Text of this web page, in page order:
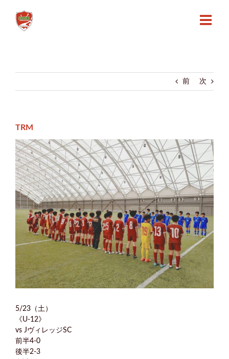
content
前 次
TRM
5/23（土）
《U-12》
vs JヴィレッジSC
前半4-0
後半2-3